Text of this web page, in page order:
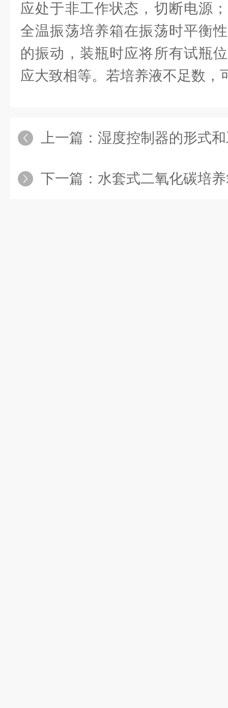
应处于非工作状态，切断电源
全温振荡培养箱在振荡时平衡
的振动，装瓶时应将所有试瓶
应大致相等。若培养液不足数，
上一篇： 湿度控制器的形式
下一篇： 水套式二氧化碳培